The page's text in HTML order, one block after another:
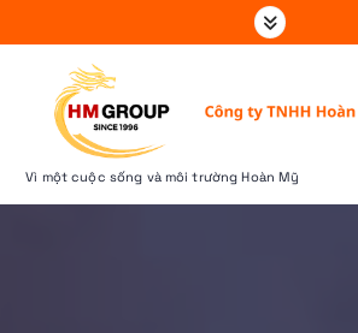
k
o
Vì một cuộc sống và môi trường Hoàn Mỹ